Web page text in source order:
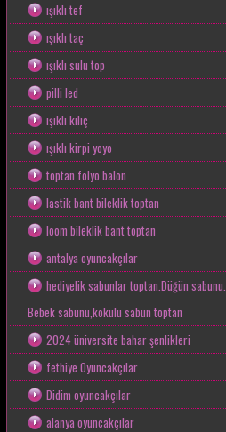
ışıklı tef
ışıklı taç
ışıklı sulu top
pilli led
ışıklı kılıç
ışıklı kirpi yoyo
toptan folyo balon
lastik bant bileklik toptan
loom bileklik bant toptan
antalya oyuncakçılar
hediyelik sabunlar toptan.Düğün sabunu.
Bebek sabunu,kokulu sabun toptan
2024 üniversite bahar şenlikleri
fethiye Oyuncakçılar
Didim oyuncakçılar
alanya oyuncakçılar